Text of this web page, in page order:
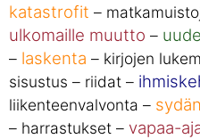
katastrofit –
ulkomaille muutto –
– laskenta – kirjojen
sisustus – riidat –
liikenteenvalvonta –
– harrastukset – vapaa-